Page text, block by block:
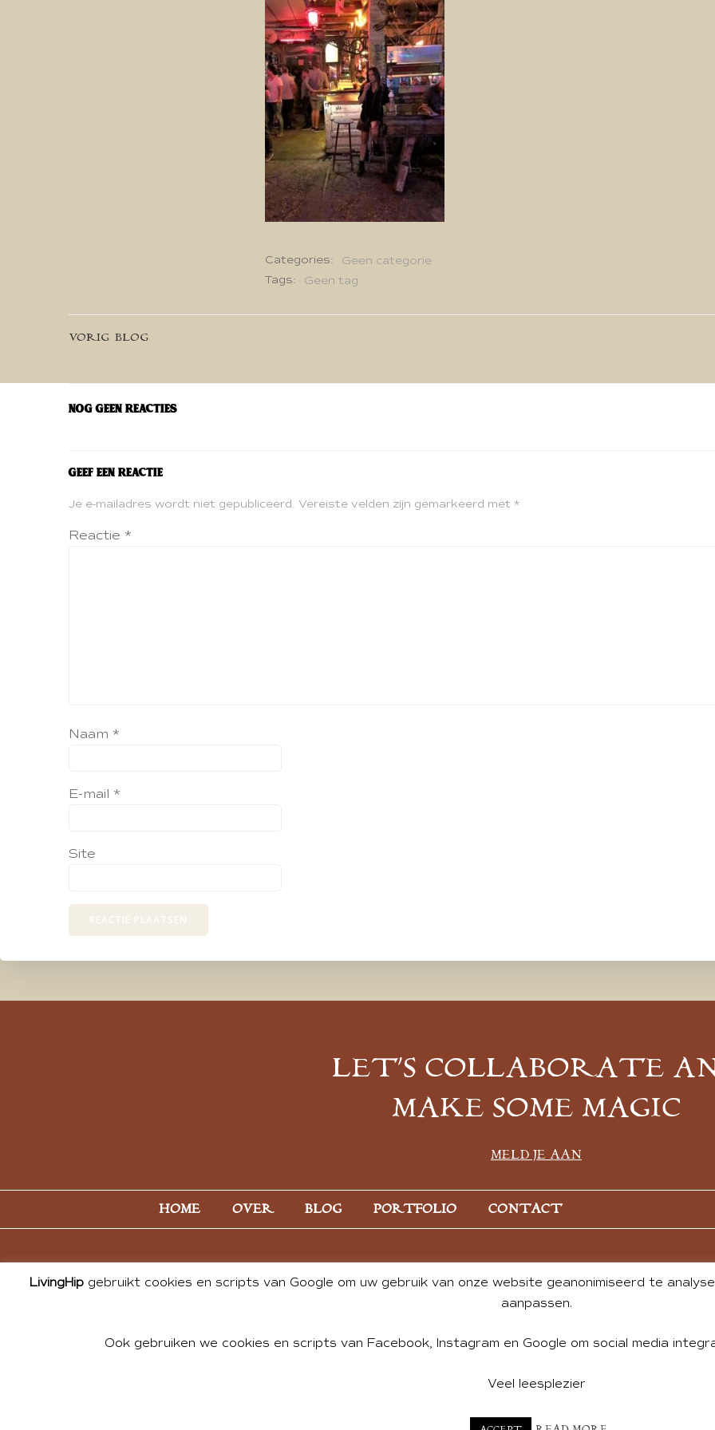
Categories:
Geen categorie
Tags:
Geen tag
Bericht
navigatie
VORIG BLOG
Nog geen reacties
Geef een reactie
Je e-mailadres wordt niet gepubliceerd. Vereiste velden zijn gemarkeerd met *
Reactie *
Naam *
E-mail *
Site
LET’S COLLABORATE
MAKE SOME MAGIC
MELD JE AAN
HOME OVER BLOG PORTFOLIO CONTACT
© 2026 ALL PHOTOS & CONTENT BY ANDREA DE GROOT. WEBSITE DESIGN BY
LivingHip gebruikt cookies en scripts van Google om uw gebruik van onze website geanonimiseerd te
aanpassen.
Ook gebruiken we cookies en scripts van Facebook, Instagram en Google om social media
Veel leesplezier